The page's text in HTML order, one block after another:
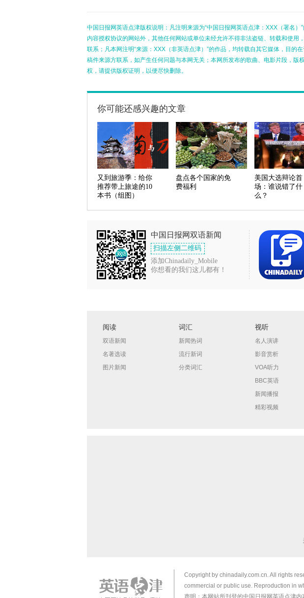
中国日报网英语点津版权说明：凡注明来源为“中国日报网英语点津：XXX（署名
内容授权协议的网站外，其他任何网站或单位未经允许不得非法盗链、转载和使用
联系；凡本网注明“来源：XXX（非英语点津）”的作品，均转载自其它媒体，目的
稿件来源方联系，如产生任何问题与本网无关；本网所发布的歌曲、电影片段，版
权，请提供版权证明，以便尽快删除。
你可能还感兴趣的文章
又到旅游季：给你
推荐带上旅途的10
本书（组图）
盘点各个国家的免
费福利
美国大选辩论首
场：谁说错了什
么？
中国日报网双语新闻
扫描左侧二维码
添加Chinadaily_Mobile
你想看的我们这儿都有！
阅读
双语新闻
名著选读
图片新闻
词汇
新闻热词
流行新词
分类词汇
视听
名人演讲
影音赏析
VOA听力
BBC英语
新闻播报
精彩视频
Copyright by chinadaily.com.cn. All rights
commercial or public use. Reproduction in
声明：本网站所刊登的中国日报网英语点津